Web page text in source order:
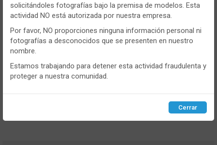
Pijama niño Admas 55337 punto vigoré
otoño-Invierno
Igualmente, utilizamos cookies para medir y obtener datos de
la navegación que realizas y para ajustar el contenido a tus
gustos y preferencias.
Puedesconfigurary aceptar el uso de cookies a tu gusto.
Para obtener más información visita nuestra
cookies .
Configurar Rechazar ACEPTAR
solicitándoles fotografías bajo la premisa de modelos. Esta
actividad NO está autorizada por nuestra empresa.
Por favor, NO proporciones ninguna información personal ni
fotografías a desconocidos que se presenten en nuestro
nombre.
Estamos trabajando para detener esta actividad fraudulenta y
proteger a nuestra comunidad.
Cerrar